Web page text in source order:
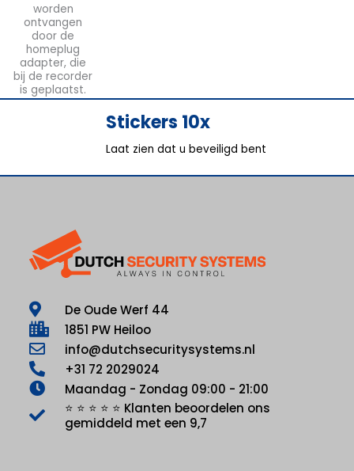
Stickers 10x
Laat zien dat u beveiligd bent
De Oude Werf 44
1851 PW Heiloo
info@dutchsecuritysystems.nl
+31 72 2029024
Maandag - Zondag 09:00 - 21:00
⭐ ⭐ ⭐ ⭐ ⭐ Klanten beoordelen ons
gemiddeld met een 9,7